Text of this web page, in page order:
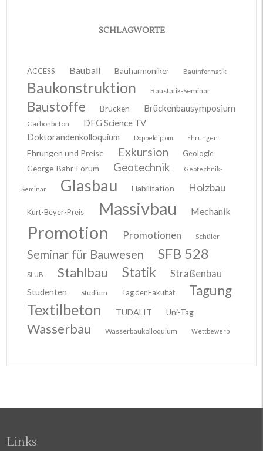
SCHLAGWORTE
ACCESS Bauball Bauharmoniker Bauinformatik
Baukonstruktion Baustatik-Seminar
Baustoffe Brücken Brückenbausymposium
Carbonbeton
DFG Science TV
Doktorandenkolloquium
Doppeldiplom Ehrungen
Ehrungen und Preise Exkursion
Geologie
George-Bähr-Forum
Geotechnik Geotechnik-
Seminar Glasbau Habilitation Holzbau
Kurt-Beyer-Preis Massivbau Mechanik
Promotion Promotionen Schüler
Seminar für Bauwesen SFB 528
SLUB Stahlbau Statik Straßenbau
Studenten Studium Tag der Fakultät Tagung
Textilbeton TUDALIT Uni-Tag
Wasserbau Wasserbaukolloquium Wettbewerb
Links